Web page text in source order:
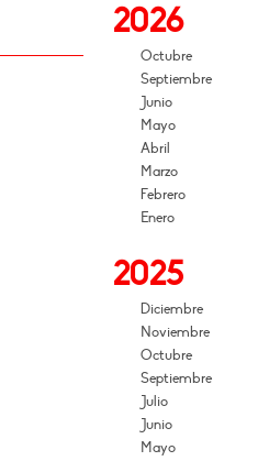
2026
Octubre
Septiembre
Junio
Mayo
Abril
Marzo
Febrero
Enero
2025
Diciembre
Noviembre
Octubre
Septiembre
Julio
Junio
Mayo